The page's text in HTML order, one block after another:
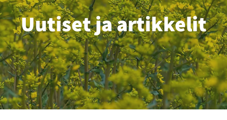
Uutiset ja artikkelit